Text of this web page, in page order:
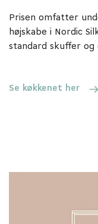
Prisen omfatter
højskabe i Nordic
standard skuffer og
Se køkkenet her